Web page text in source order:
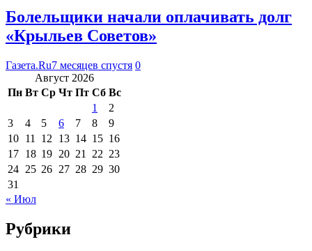
Болельщики начали оплачивать долг
«Крыльев Советов»
Газета.Ru7 месяцев спустя 0
Август 2026
Пн Вт Ср Чт Пт Сб Вс
1
2
3
4 5 6 7 8
9
10 11 12 13 14 15 16
17 18 19 20 21 22 23
24 25 26 27 28 29 30
31
« Июл
Рубрики